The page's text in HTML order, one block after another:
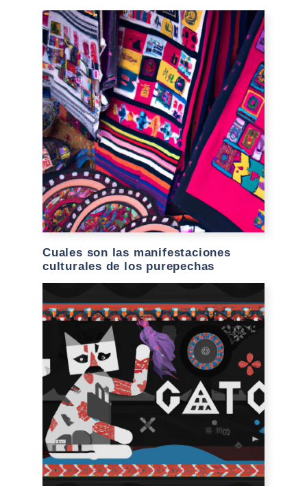
Cuales son las manifestaciones
culturales de los purepechas